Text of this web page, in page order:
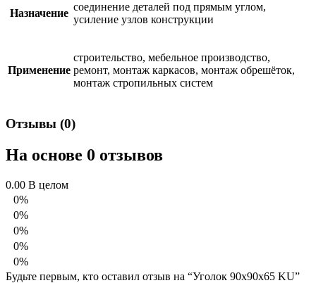
Назначение
соединение деталей под прямым углом,
усиление узлов конструкции
Применение
строительство, мебельное производство,
ремонт, монтаж каркасов, монтаж обрешёток,
монтаж стропильных систем
Отзывы (0)
На основе 0 отзывов
0.00 В целом
0%
0%
0%
0%
0%
Будьте первым, кто оставил отзыв на “Уголок 90х90х65 KU”